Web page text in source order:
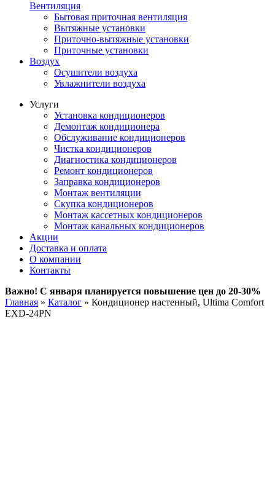
Вентиляция
Бытовая приточная вентиляция
Вытяжные установки
Приточно-вытяжные установки
Приточные установки
Воздух
Осушители воздуха
Увлажнители воздуха
Услуги
Установка кондиционеров
Демонтаж кондиционера
Обслуживание кондиционеров
Чистка кондиционеров
Диагностика кондиционеров
Ремонт кондиционеров
Заправка кондиционеров
Монтаж вентиляции
Скупка кондиционеров
Монтаж кассетных кондиционеров
Монтаж канальных кондиционеров
Акции
Доставка и оплата
О компании
Контакты
Важно! С января планируется повышение цен до 20-30%
Главная » Каталог » Кондиционер настенный, Ultima Comfort
EXD-24PN